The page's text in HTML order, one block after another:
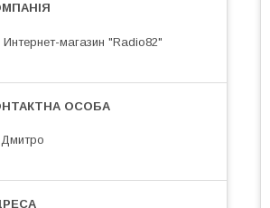
Интернет-магазин "Radio82"
Дмитро